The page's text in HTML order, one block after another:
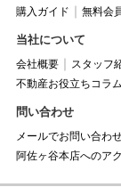
購入ガイド
無料会
当社について
会社概要 スタッフ
不動産お役立ちコラム
問い合わせ
メールでお問い合わ
阿佐ヶ谷本店へのア